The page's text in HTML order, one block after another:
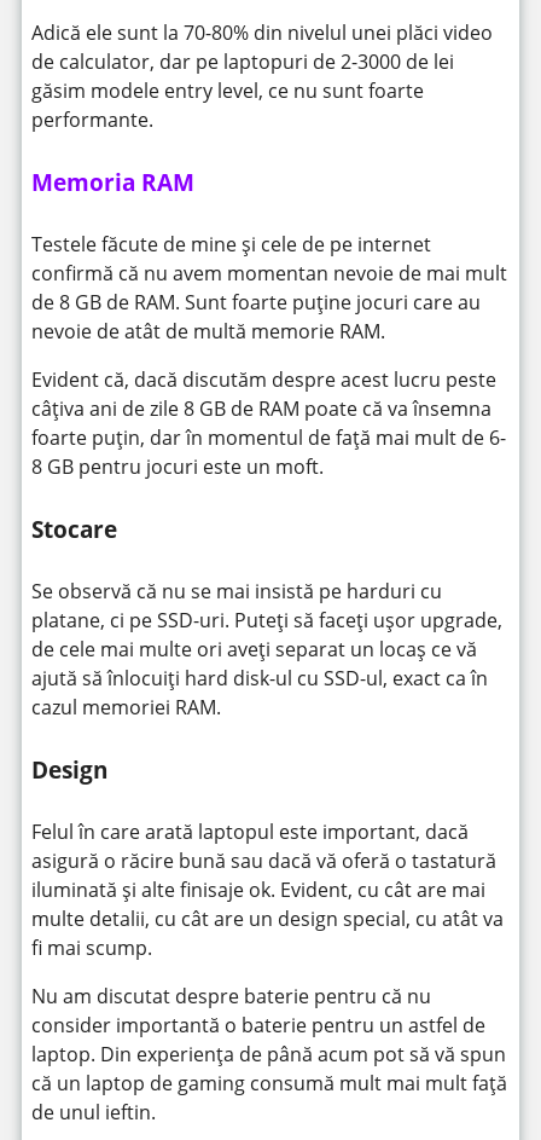
Adică ele sunt la 70-80% din nivelul unei plăci video
de calculator, dar pe laptopuri de 2-3000 de lei
găsim modele entry level, ce nu sunt foarte
performante.
Memoria RAM
Testele făcute de mine și cele de pe internet
confirmă că nu avem momentan nevoie de mai mult
de 8 GB de RAM. Sunt foarte puține jocuri care au
nevoie de atât de multă memorie RAM.
Evident că, dacă discutăm despre acest lucru peste
câțiva ani de zile 8 GB de RAM poate că va însemna
foarte puțin, dar în momentul de față mai mult de 6-
8 GB pentru jocuri este un moft.
Stocare
Se observă că nu se mai insistă pe harduri cu
platane, ci pe SSD-uri. Puteți să faceți ușor upgrade,
de cele mai multe ori aveți separat un locaș ce vă
ajută să înlocuiți hard disk-ul cu SSD-ul, exact ca în
cazul memoriei RAM.
Design
Felul în care arată laptopul este important, dacă
asigură o răcire bună sau dacă vă oferă o tastatură
iluminată și alte finisaje ok. Evident, cu cât are mai
multe detalii, cu cât are un design special, cu atât va
fi mai scump.
Nu am discutat despre baterie pentru că nu
consider importantă o baterie pentru un astfel de
laptop. Din experiența de până acum pot să vă spun
că un laptop de gaming consumă mult mai mult față
de unul ieftin.